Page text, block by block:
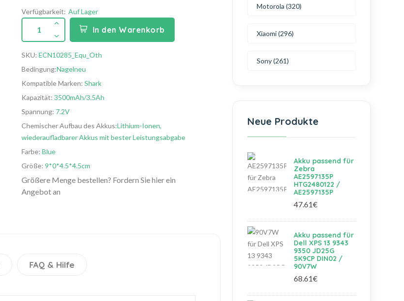
Verfügbarkeit: Auf Lager
1 In den Warenkorb
SKU: ECN10285_Equ_Oth
Bedingung:Nagelneu
Kompatible Marken: Shark
Kapazität: 3500mAh/3.5Ah
Spannung: 7.2V
Chemischer Aufbau des Akkus:Lithium-Ionen,
wiederaufladbarer Akkus mit bester Leistungsabgabe
Farbe: Blue
Größe: 9*0*4.5*4.5cm
Größere Menge bestellen? Fordern Sie hier ein
Angebot an
FAQ & Hilfe
Motorola (320)
Xiaomi (296)
Sony (261)
Neue Produkte
Akku passend für
Zebra
AE2597135P
HTG2480122 /
AE2597135P
47.61€
Akku passend für
Dell XPS 13 9343
9350 JD25G
5K9CP DIN02 /
90V7W
68.61€